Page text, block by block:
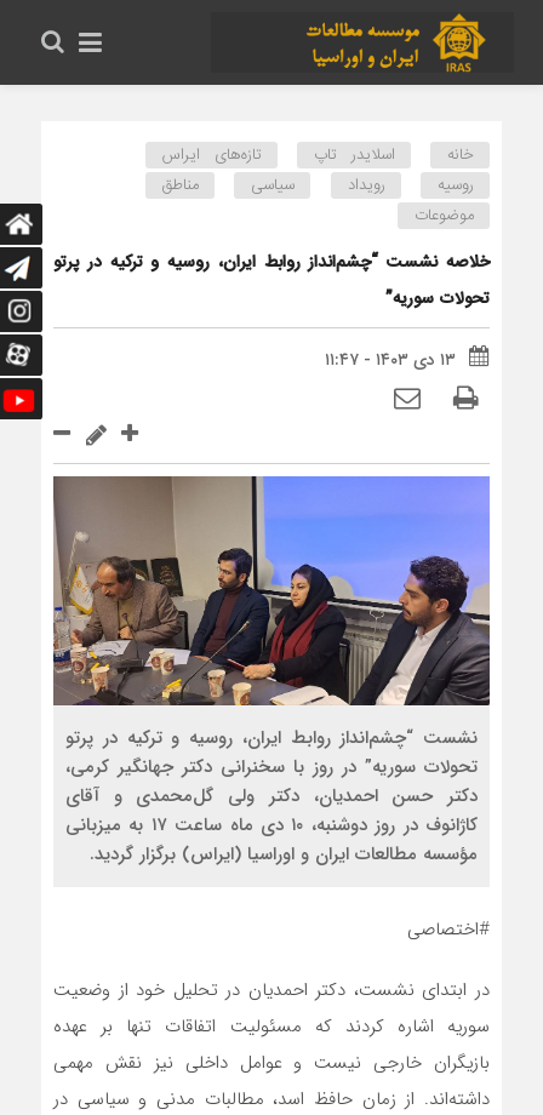
خانه اسلایدر تاپ
تازه‌های ایراس
روسیه
رویداد سیاسی
مناطق
موضوعات
خلاصه نشست “چشم‌انداز روابط ایران، روسیه و ترکیه در پرتو
تحولات سوریه”
۱۳ دی ۱۴۰۳ - ۱۱:۴۷
نشست “چشم‌انداز روابط ایران، روسیه و ترکیه در پرتو
تحولات سوریه” در روز با سخنرانی دکتر جهانگیر کرمی،
دکتر حسن احمدیان، دکتر ولی گل‌محمدی و آقای
کاژانوف در روز دوشنبه، ۱۰ دی ماه ساعت ۱۷ به میزبانی
مؤسسه مطالعات ایران و اوراسیا (ایراس) برگزار گردید.
#اختصاصی
در ابتدای نشست، دکتر احمدیان در تحلیل خود از وضعیت
سوریه اشاره کردند که مسئولیت اتفاقات تنها بر عهده
بازیگران خارجی نیست و عوامل داخلی نیز نقش مهمی
داشته‌اند. از زمان حافظ اسد، مطالبات مدنی و سیاسی در